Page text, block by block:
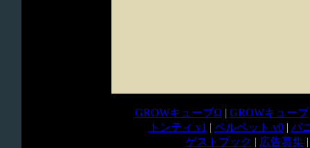
GROWキューブΩ | GROWキューブ
トンティ v1 | ペルペット v0| バ
ゲストブック | 広告募集